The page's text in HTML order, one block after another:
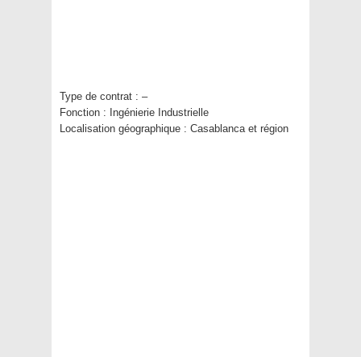
Type de contrat : –
Fonction : Ingénierie Industrielle
Localisation géographique : Casablanca et région